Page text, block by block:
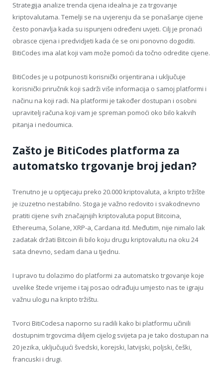
Strategija analize trenda cijena idealna je za trgovanje
kriptovalutama. Temelji se na uvjerenju da se ponašanje cijene
često ponavlja kada su ispunjeni određeni uvjeti. Cilj je pronaći
obrasce cijena i predvidjeti kada će se oni ponovno dogoditi.
BitiCodes ima alat koji vam može pomoći da točno odredite cijene.
BitiCodes je u potpunosti korisnički orijentirana i uključuje
korisnički priručnik koji sadrži više informacija o samoj platformi i
načinu na koji radi. Na platformi je također dostupan i osobni
upravitelj računa koji vam je spreman pomoći oko bilo kakvih
pitanja i nedoumica.
Zašto je BitiCodes platforma za
automatsko trgovanje broj jedan?
Trenutno je u optjecaju preko 20.000 kriptovaluta, a kripto tržište
je izuzetno nestabilno. Stoga je važno redovito i svakodnevno
pratiti cijene svih značajnijih kriptovaluta poput Bitcoina,
Ethereuma, Solane, XRP-a, Cardana itd. Međutim, nije nimalo lak
zadatak držati Bitcoin ili bilo koju drugu kriptovalutu na oku 24
sata dnevno, sedam dana u tjednu.
I upravo tu dolazimo do platformi za automatsko trgovanje koje
uvelike štede vrijeme i taj posao odrađuju umjesto nas te igraju
važnu ulogu na kripto tržištu.
Tvorci BitiCodesa naporno su radili kako bi platformu učinili
dostupnim trgovcima diljem cijelog svijeta pa je tako dostupan na
20 jezika, uključujući švedski, korejski, latvijski, poljski, češki,
francuski i drugi.